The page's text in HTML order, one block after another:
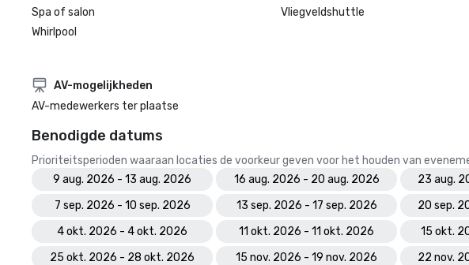
Spa of salon
Whirlpool
Vliegveldshuttle
AV-mogelijkheden
AV-medewerkers ter plaatse
Benodigde datums
Prioriteitsperioden waaraan locaties de voorkeur geven voor het houden van
9 aug. 2026 - 13 aug. 2026
16 aug. 2026 - 20 aug. 2026 23 aug.
7 sep. 2026 - 10 sep. 2026
13 sep. 2026 - 17 sep. 2026 20 sep.
4 okt. 2026 - 4 okt. 2026
11 okt. 2026 - 11 okt. 2026 15 okt.
25 okt. 2026 - 28 okt. 2026
15 nov. 2026 - 19 nov. 2026 22 nov.